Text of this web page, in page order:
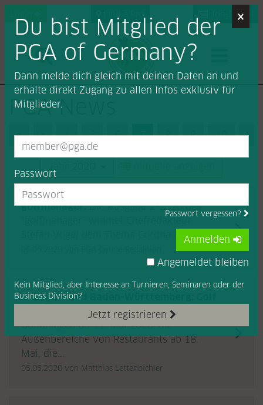
Job-Portal
PGA News
First (Anfang)
Previous (Zurück)
4 5 6 7 8 9 10
golfmanager:Die Ausgabe 2-2020 des
Stefan Vogel dem Thema Corona & Golf....
In Bayern und Baden-Württemberg: Golf
wieder ab 11. Mai:Bayern öffnet die
Golfanlagen ab 11. Mai 2020, die
Außenbereiche von Restaurants ab 18.
Mai, die...
05.05.2020 von Matthias Lettenbichler
×
Du bist Mitglied der
PGA of Germany?
Dann melde dich gleich mit deinen Daten an und
erhalte direkt Zugang zu allen Infos exklusiv für
Mitglieder.
Passwort
Passwort vergessen?
Jetzt registrieren
Kein Mitglied, aber Interesse an Turnieren, Seminaren oder der
Business Division?
Anmelden
Angemeldet bleiben